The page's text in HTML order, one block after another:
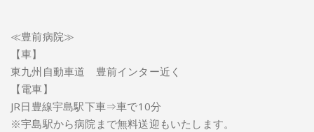
≪豊前病院≫
【車】
東九州自動車道 豊前インター近く
【電車】
JR日豊線宇島駅下車⇒車で10分
※宇島駅から病院まで無料送迎もいたします。